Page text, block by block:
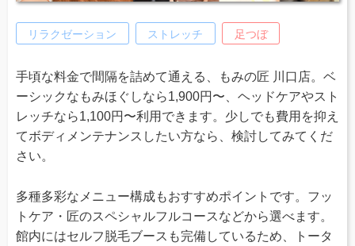
リラクゼーション ストレッチ 足つぼ
手頃な料金で間隔を詰めて通える、もみの匠 川口店。ベ
ーシックなもみほぐしなら1,900円〜、ヘッドケアやスト
レッチなら1,100円〜利用できます。少しでも費用を抑え
てボディメンテナンスしたい方なら、検討してみてくだ
さい。
多種多彩なメニュー構成もおすすめポイントです。フッ
トケア・匠のスペシャルフルコースなどから選べます。
館内にはセルフ脱毛ブースも完備しているため、トータ